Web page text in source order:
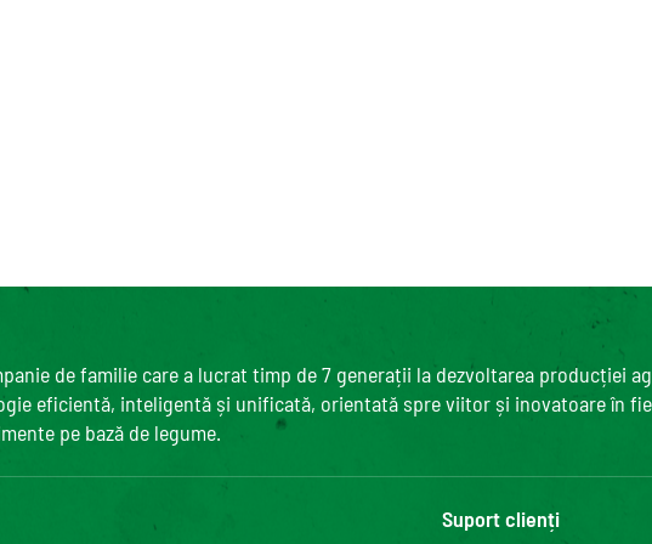
de familie care a lucrat timp de 7 generații la dezvoltarea producției
eficientă, inteligentă și unificată, orientată spre viitor și inovatoare în
pe bază de legume.
Suport clienți